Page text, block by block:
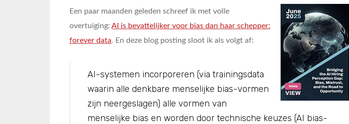
Een paar maanden geleden schreef ik met volle
overtuiging: AI is bevattelijker voor bias dan haar schepper:
forever data. En deze blog posting sloot ik als volgt af:
AI-systemen incorporeren (via trainingsdata
waarin alle denkbare menselijke bias-vormen
zijn neergeslagen) alle vormen van
menselijke bias en worden door technische keuzes (AI bias-